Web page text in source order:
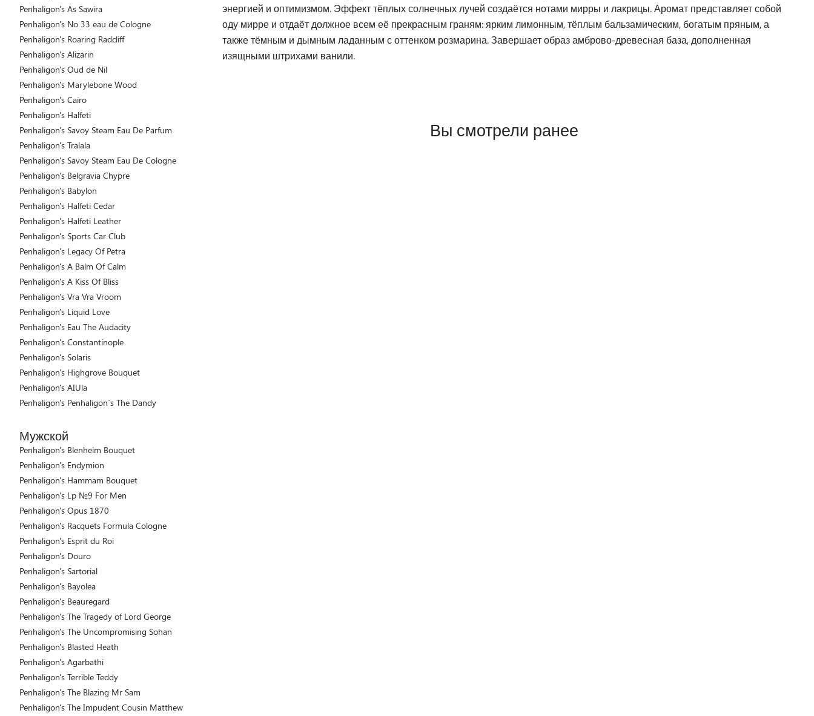
Penhaligon's As Sawira
Penhaligon's No 33 eau de Cologne
Penhaligon's Roaring Radcliff
Penhaligon's Alizarin
Penhaligon's Oud de Nil
Penhaligon's Marylebone Wood
Penhaligon's Cairo
Penhaligon's Halfeti
Penhaligon's Savoy Steam Eau De Parfum
Penhaligon's Tralala
Penhaligon's Savoy Steam Eau De Cologne
Penhaligon's Belgravia Chypre
Penhaligon's Babylon
Penhaligon's Halfeti Cedar
Penhaligon's Halfeti Leather
Penhaligon's Sports Car Club
Penhaligon's Legacy Of Petra
Penhaligon's A Balm Of Calm
Penhaligon's A Kiss Of Bliss
Penhaligon's Vra Vra Vroom
Penhaligon's Liquid Love
Penhaligon's Eau The Audacity
Penhaligon's Constantinople
Penhaligon's Solaris
Penhaligon's Highgrove Bouquet
Penhaligon's AIUla
Penhaligon's Penhaligon`s The Dandy
Мужской
Penhaligon's Blenheim Bouquet
Penhaligon's Endymion
Penhaligon's Hammam Bouquet
Penhaligon's Lp №9 For Men
Penhaligon's Opus 1870
Penhaligon's Racquets Formula Cologne
Penhaligon's Esprit du Roi
Penhaligon's Douro
Penhaligon's Sartorial
Penhaligon's Bayolea
Penhaligon's Beauregard
Penhaligon's The Tragedy of Lord George
Penhaligon's The Uncompromising Sohan
Penhaligon's Blasted Heath
Penhaligon's Agarbathi
Penhaligon's Terrible Teddy
Penhaligon's The Blazing Mr Sam
Penhaligon's The Impudent Cousin Matthew
энергией и оптимизмом. Эффект тёплых солнечных лучей создаётся нотами мирры и лакрицы. Аромат представляет собой
оду мирре и отдаёт должное всем её прекрасным граням: ярким лимонным, тёплым бальзамическим, богатым пряным, а
также тёмным и дымным ладанным с оттенком розмарина. Завершает образ амброво-древесная база, дополненная
изящными штрихами ванили.
Вы смотрели ранее